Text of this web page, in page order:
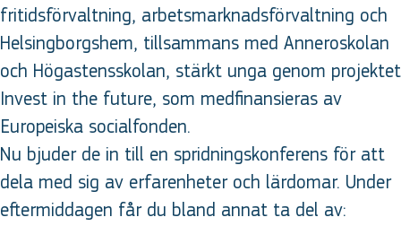
fritidsförvaltning, arbetsmarknadsförvaltning och
Helsingborgshem, tillsammans med Anneroskolan
och Högastensskolan, stärkt unga genom projektet
Invest in the future, som medfinansieras av
Europeiska socialfonden.
Nu bjuder de in till en spridningskonferens för att
dela med sig av erfarenheter och lärdomar. Under
eftermiddagen får du bland annat ta del av: